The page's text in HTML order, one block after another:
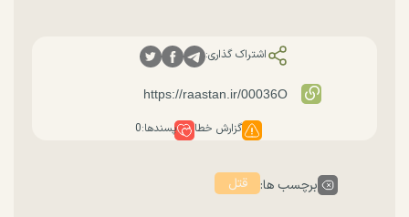
اشتراک گذاری:
گزارش خطا پسندها:0
برچسب ها: قتل